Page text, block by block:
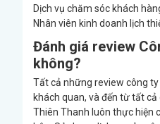
Dịch vụ chăm sóc khách
Nhân viên kinh doanh lịch
Đánh giá review
không?
Tất cả những review công
khách quan, và đến từ tất
Thiên Thanh luôn thực hiện